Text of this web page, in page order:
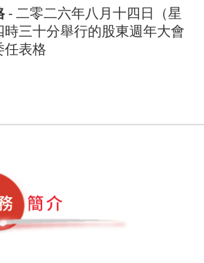
- 二零二六年八月十四日（星
三十分舉行的股東週年大會
任表格